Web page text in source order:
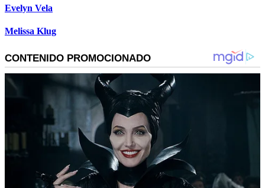
Evelyn Vela
Melissa Klug